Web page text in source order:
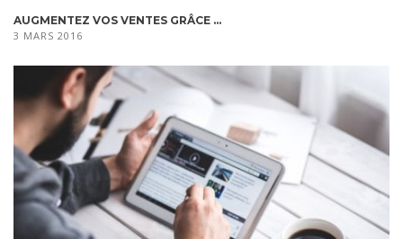
AUGMENTEZ VOS VENTES GRÂCE ...
3 MARS 2016